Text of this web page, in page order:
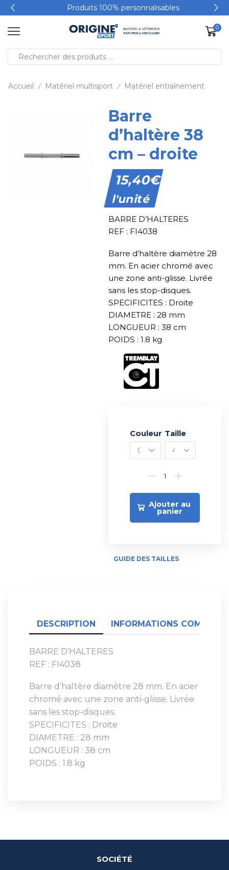
Produits 100% personnalisables
0
Accueil / Matériel multisport / Matériel entraînement
Barre
d’haltère 38
cm – droite
15,40€
l'unité
BARRE D’HALTERES
REF : FI4038
Barre d’haltère diamètre 28
mm. En acier chromé avec
une zone anti-glisse. Livrée
sans les stop-disques.
SPECIFICITES : Droite
DIAMETRE : 28 mm
LONGUEUR : 38 cm
POIDS : 1.8 kg
Couleur Taille
Ajouter au
panier
Alternative:
GUIDE DES TAILLES
DESCRIPTION INFORMATIONS
BARRE D’HALTERES
REF : FI4038
Barre d’haltère diamètre 28 mm. En acier
chromé avec une zone anti-glisse. Livrée
sans les stop-disques.
SPECIFICITES : Droite
DIAMETRE : 28 mm
LONGUEUR : 38 cm
POIDS : 1.8 kg
SOCIÉTÉ